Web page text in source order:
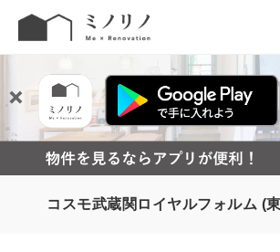
コスモ武蔵関ロイヤルフォルム (